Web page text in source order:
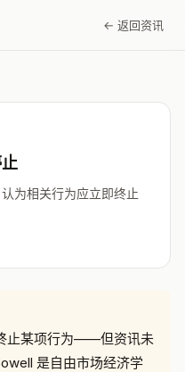
← 返回资讯
为相关行为应立即终止
止某项行为——但资讯未
是自由市场经济学